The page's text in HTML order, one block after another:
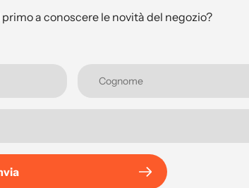
primo a conoscere le novità del negozio?